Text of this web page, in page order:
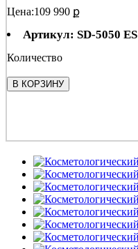
Цена:109 990 ք
Артикул: SD-5050 ES
Количество
В КОРЗИНУ